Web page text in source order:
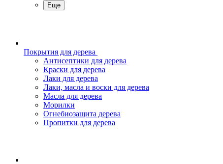
Еще
Покрытия для дерева
Антисептики для дерева
Краски для дерева
Лаки для дерева
Лаки, масла и воски для дерева
Масла для дерева
Морилки
Огнебиозащита дерева
Пропитки для дерева